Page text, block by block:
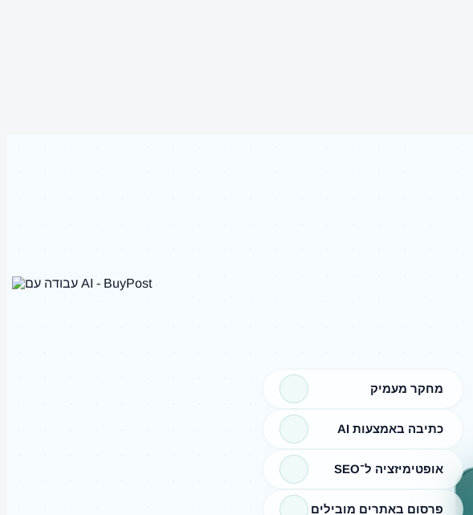
מחקר מעמיק
כתיבה באמצעות AI
אופטימיזציה ל־SEO
פרסום באתרים מובילים